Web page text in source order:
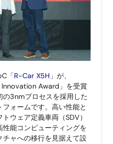
「R-Car X5H 」が、
Innovation Award」を受賞
の3nmプロセスを採用した
ォームです。高い性能と
ウェア定義車両（SDV）
能コンピューティングを
ャへの移行を見据えて設